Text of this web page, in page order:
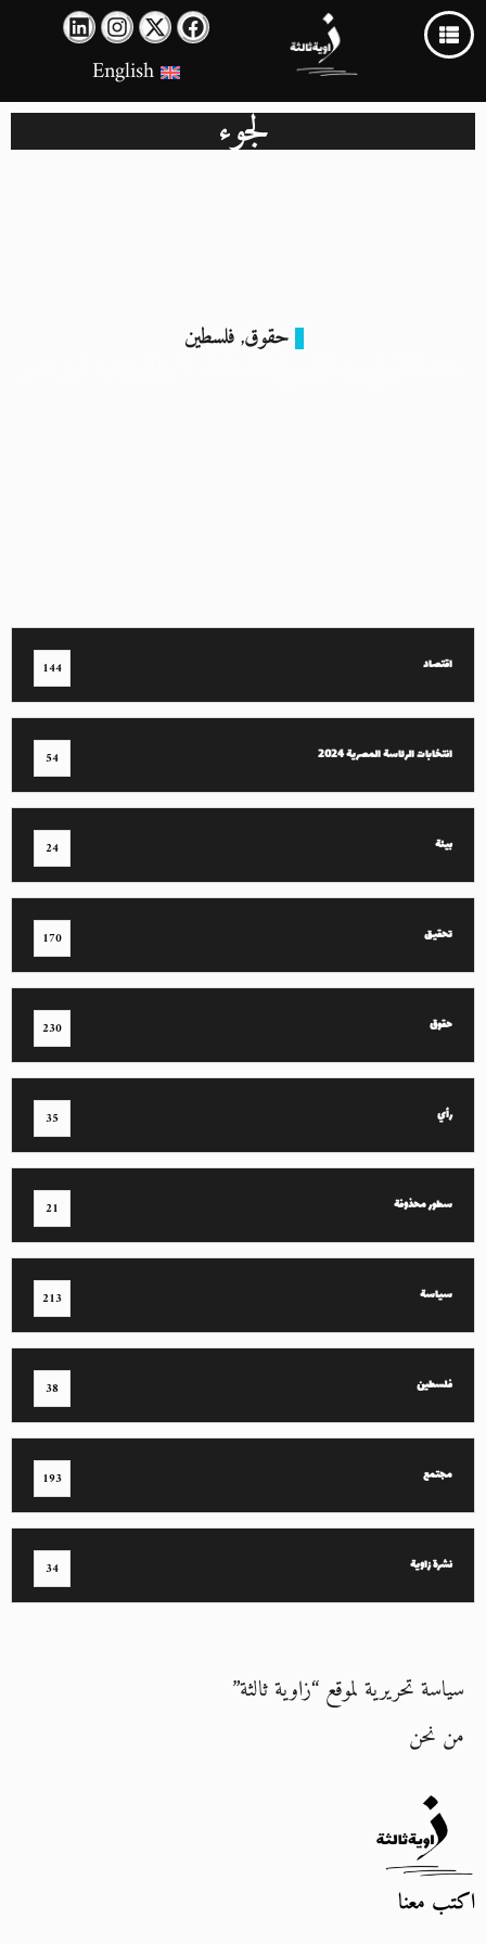
English
لجوء
حقوق, فلسطين
اقتصاد 144
انتخابات الرئاسة المصرية 2024 54
بيئة 24
تحقيق 170
حقوق 230
رأي 35
سطور محذوفة 21
سياسة 213
فلسطين 38
مجتمع 193
نشرة زاوية 34
سياسة تحريرية لموقع “زاوية ثالثة”
من نحن
اكتب معنا